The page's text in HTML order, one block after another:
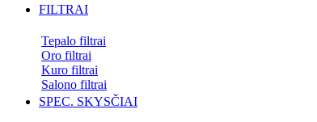
FILTRAI
Tepalo filtrai
Oro filtrai
Kuro filtrai
Salono filtrai
SPEC. SKYSČIAI